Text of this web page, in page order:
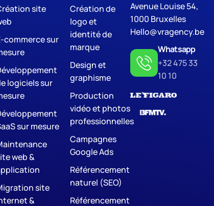
Marketing
site
commerce sur
logiciels sur
sur mesure
web &
site
&
Création de
logo et
identité de
marque
Design et
graphisme
Production
vidéo et photos
professionnelles
Campagnes
Google Ads
Référencement
naturel (SEO)
Référencement
Avenue Louise 54,
1000 Bruxelles
Hello@vragency.be
Whatsapp
+32 475 33
10 10